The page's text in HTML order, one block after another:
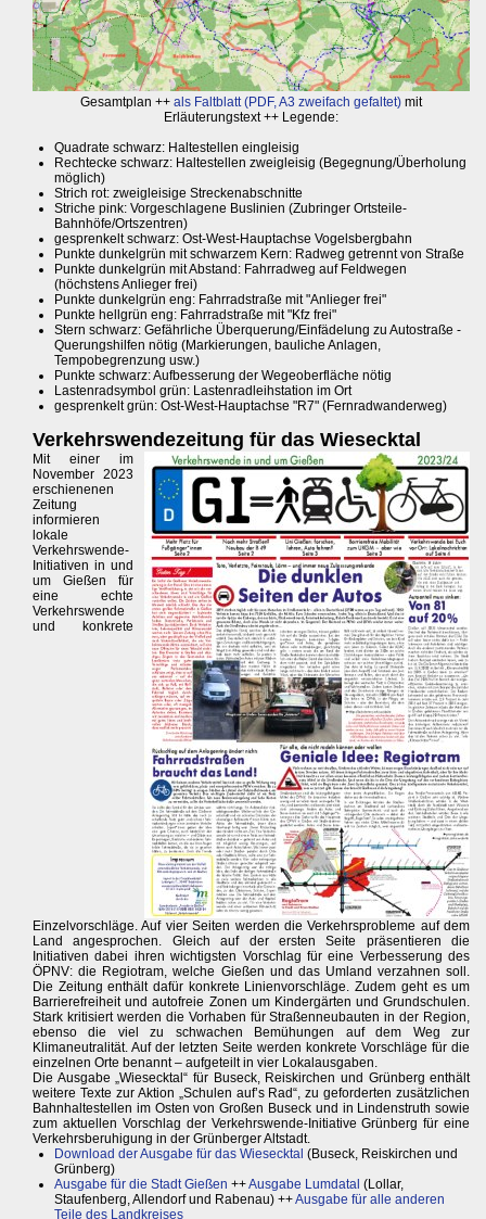
Gesamtplan ++als Faltblatt (PDF, A3 zweifach gefaltet) mit
Erläuterungstext ++ Legende:
Quadrate schwarz: Haltestellen eingleisig
Rechtecke schwarz: Haltestellen zweigleisig (Begegnung/Überholung
möglich)
Strich rot: zweigleisige Streckenabschnitte
Striche pink: Vorgeschlagene Buslinien (Zubringer Ortsteile-
Bahnhöfe/Ortszentren)
gesprenkelt schwarz: Ost-West-Hauptachse Vogelsbergbahn
Punkte dunkelgrün mit schwarzem Kern: Radweg getrennt von Straße
Punkte dunkelgrün mit Abstand: Fahrradweg auf Feldwegen
(höchstens Anlieger frei)
Punkte dunkelgrün eng: Fahrradstraße mit "Anlieger frei"
Punkte hellgrün eng: Fahrradstraße mit "Kfz frei"
Stern schwarz: Gefährliche Überquerung/Einfädelung zu Autostraße -
Querungshilfen nötig (Markierungen, bauliche Anlagen,
Tempobegrenzung usw.)
Punkte schwarz: Aufbesserung der Wegeoberfläche nötig
Lastenradsymbol grün: Lastenradleihstation im Ort
gesprenkelt grün: Ost-West-Hauptachse "R7" (Fernradwanderweg)
Verkehrswendezeitung für das Wiesecktal
Mit einer im
November 2023
erschienenen
Zeitung
informieren
lokale
Verkehrswende-
Initiativen in und
um Gießen für
eine echte
Verkehrswende
und konkrete
Einzelvorschläge. Auf vier Seiten werden die Verkehrsprobleme auf dem
Land angesprochen. Gleich auf der ersten Seite präsentieren die
Initiativen dabei ihren wichtigsten Vorschlag für eine Verbesserung des
ÖPNV: die Regiotram, welche Gießen und das Umland verzahnen soll.
Die Zeitung enthält dafür konkrete Linienvorschläge. Zudem geht es um
Barrierefreiheit und autofreie Zonen um Kindergärten und Grundschulen.
Stark kritisiert werden die Vorhaben für Straßenneubauten in der Region,
ebenso die viel zu schwachen Bemühungen auf dem Weg zur
Klimaneutralität. Auf der letzten Seite werden konkrete Vorschläge für die
einzelnen Orte benannt – aufgeteilt in vier Lokalausgaben.
Die Ausgabe „Wiesecktal“ für Buseck, Reiskirchen und Grünberg enthält
weitere Texte zur Aktion „Schulen auf’s Rad“, zu geforderten zusätzlichen
Bahnhaltestellen im Osten von Großen Buseck und in Lindenstruth sowie
zum aktuellen Vorschlag der Verkehrswende-Initiative Grünberg für eine
Verkehrsberuhigung in der Grünberger Altstadt.
Download der Ausgabe für das Wiesecktal (Buseck, Reiskirchen und
Grünberg)
Ausgabe für die Stadt Gießen ++Ausgabe Lumdatal (Lollar,
Staufenberg, Allendorf und Rabenau) ++Ausgabe für alle anderen
Teile des Landkreises